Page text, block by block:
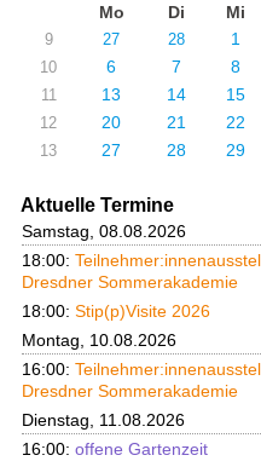
Mo
Di Mi
9 27 28 1
10 6 7 8
11 13 14 15
12 20 21 22
13 27 28 29
Aktuelle Termine
Samstag, 08.08.2026
18:00:
Dresdner Sommerakademie
18:00: Stip(p)Visite 2026
Montag, 10.08.2026
16:00:
Dresdner Sommerakademie
Dienstag, 11.08.2026
16:00: offene Gartenzeit